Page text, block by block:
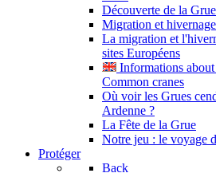
Découverte de la
Migration et
La migration et
sites Européens
Informations
Common cranes
Où voir les Grues
Ardenne ?
La Fête de la Grue
Notre jeu : le voyage
Protéger
Back